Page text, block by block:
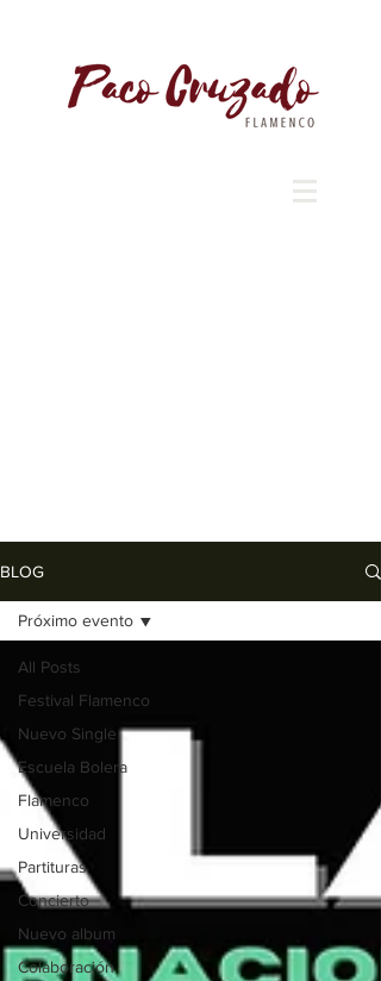
BLOG
All Posts
Festival Flamenco
Nuevo Single
Escuela Bolera
Flamenco
Universidad
Partituras
Concierto
Nuevo album
Colaboración
Próximo evento